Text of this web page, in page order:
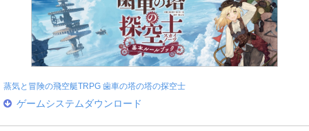
蒸気と冒険の飛空艇TRPG 歯車の塔の塔の探空士
ゲームシステムダウンロード